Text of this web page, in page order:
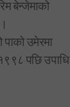
बेन्जेमाको
उमेरमा
पछि उपाधि